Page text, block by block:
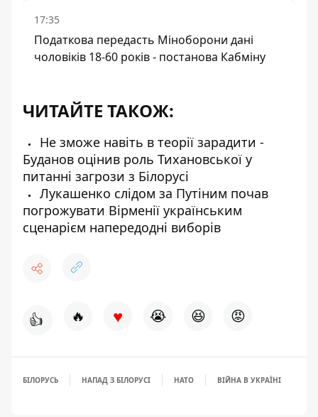
17:35
Податкова передасть Міноборони дані
чоловіків 18-60 років - постанова Кабміну
ЧИТАЙТЕ ТАКОЖ:
Не зможе навіть в теорії зарадити -
Буданов оцінив роль Тихановської у
питанні загрози з Білорусі
Лукашенко слідом за Путіним почав
погрожувати Вірменії українським
сценарієм напередодні виборів
👍 🔥 ♥ 😭 😆 😡
БІЛОРУСЬ НАПАД З БІЛОРУСІ НАТО ВІЙНА В УКРАЇНІ